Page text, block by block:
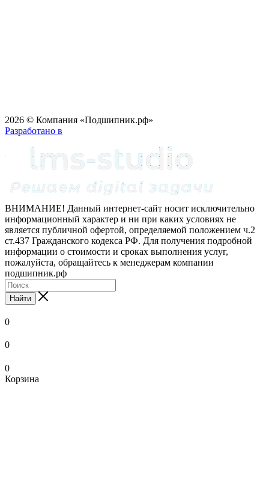
2026 © Компания «Подшипник.рф»
Разработано в
ВНИМАНИЕ! Данный интернет-сайт носит исключительно
информационный характер и ни при каких условиях не
является публичной офертой, определяемой положением ч.2
ст.437 Гражданского кодекса РФ. Для получения подробной
информации о стоимости и сроках выполнения услуг,
пожалуйста, обращайтесь к менеджерам компании
подшипник.рф
Найти
0
0
0
Корзина